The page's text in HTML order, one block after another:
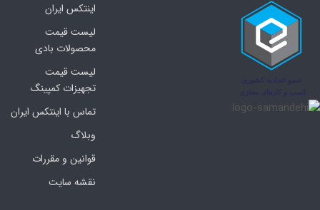
اینتکس ایران
لیست قیمت
محصولات بادی
لیست قیمت
تجهیزات کمپینگ
تماس با اینتکس ایران
وبلاگ
قوانین و مقررات
نقشه سایت